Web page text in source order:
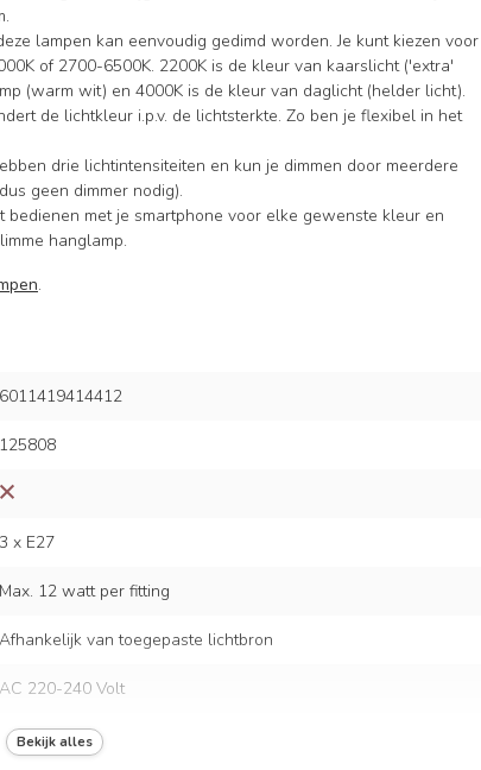
lampen kan eenvoudig gedimd worden. Je kunt kiezen voor
of 2700-6500K. 2200K is de kleur van kaarslicht ('extra'
(warm wit) en 4000K is de kleur van daglicht (helder licht).
de lichtkleur i.p.v. de lichtsterkte. Zo ben je flexibel in het
drie lichtintensiteiten en kun je dimmen door meerdere
geen dimmer nodig).
bedienen met je smartphone voor elke gewenste kleur en
hanglamp.
.
6011419414412
125808
3 x E27
Max. 12 watt per fitting
Afhankelijk van toegepaste lichtbron
AC 220-240 Volt
50/60 Hz
Bekijk alles